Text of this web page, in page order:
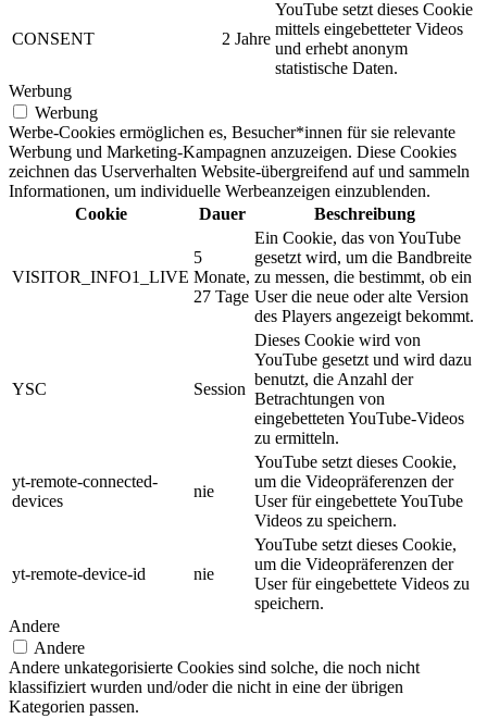
CONSENT 2 Jahre
YouTube setzt dieses Cookie
mittels eingebetteter Videos
und erhebt anonym
statistische Daten.
Werbung
Werbung
Werbe-Cookies ermöglichen es, Besucher*innen für sie relevante
Werbung und Marketing-Kampagnen anzuzeigen. Diese Cookies
zeichnen das Userverhalten Website-übergreifend auf und sammeln
Informationen, um individuelle Werbeanzeigen einzublenden.
Cookie
Dauer Beschreibung
VISITOR_INFO1_LIVE
5
Monate,
27 Tage
Ein Cookie, das von YouTube
gesetzt wird, um die Bandbreite
zu messen, die bestimmt, ob ein
User die neue oder alte Version
des Players angezeigt bekommt.
YSC Session
Dieses Cookie wird von
YouTube gesetzt und wird dazu
benutzt, die Anzahl der
Betrachtungen von
eingebetteten YouTube-Videos
zu ermitteln.
yt-remote-connected-
devices
nie
YouTube setzt dieses Cookie,
um die Videopräferenzen der
User für eingebettete YouTube
Videos zu speichern.
yt-remote-device-id nie
YouTube setzt dieses Cookie,
um die Videopräferenzen der
User für eingebettete Videos zu
speichern.
Andere
Andere
Andere unkategorisierte Cookies sind solche, die noch nicht
klassifiziert wurden und/oder die nicht in eine der übrigen
Kategorien passen.